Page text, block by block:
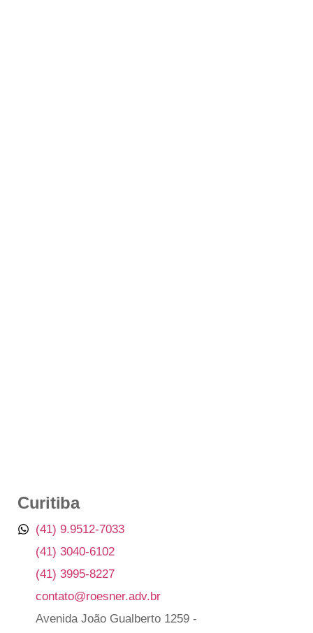
Curitiba
(41) 9.9512-7033
(41) 3040-6102
(41) 3995-8227
contato@roesner.adv.br
Avenida João Gualberto 1259 -